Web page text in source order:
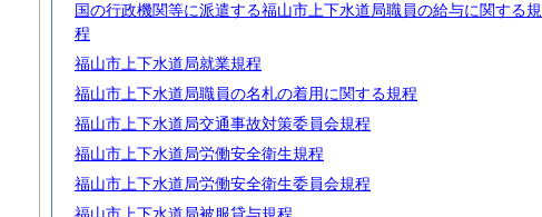
国の行政機関等に派遣する福山市上下水道局職員の給与に関する規
程
福山市上下水道局就業規程
福山市上下水道局職員の名札の着用に関する規程
福山市上下水道局交通事故対策委員会規程
福山市上下水道局労働安全衛生規程
福山市上下水道局労働安全衛生委員会規程